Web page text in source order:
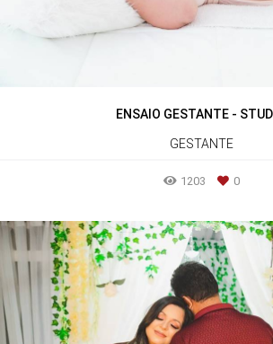
ENSAIO GESTANTE -
GESTANTE
1203 0